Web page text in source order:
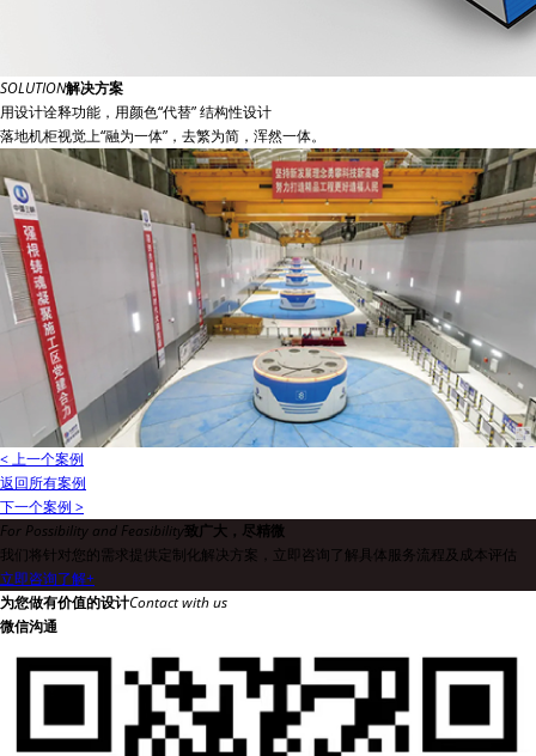
SOLUTION解决方案
用设计诠释功能，用颜色“代替” 结构性设计
落地机柜视觉上“融为一体”，去繁为简，浑然一体。
< 上一个案例
返回所有案例
下一个案例 >
For Possibility and Feasibility致广大，尽精微
我们将针对您的需求提供定制化解决方案，立即咨询了解具体服务流程及成本评估
立即咨询了解+
为您做有价值的设计Contact with us
微信沟通